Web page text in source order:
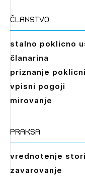
članstvo
stalno poklicno
članarina
priznanje
vpisni pogoji
mirovanje
praksa
vrednotenje
zavarovanje